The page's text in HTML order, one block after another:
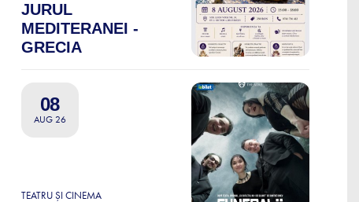
JURUL
MEDITERANEI -
GRECIA
08
AUG 26
TEATRU ȘI CINEMA